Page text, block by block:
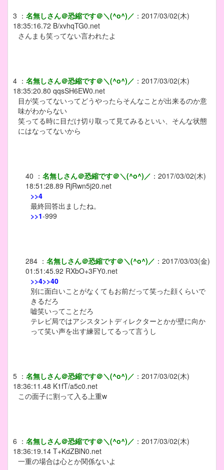
3 ： 名無しさん＠恐縮です＠＼(^o^)／ ： 2017/03/02(木)
18:35:16.72 B/xvhqTG0.net
さんまも笑ってない言われたよ
4 ： 名無しさん＠恐縮です＠＼(^o^)／ ： 2017/03/02(木)
18:35:20.80 qqsSH6EW0.net
目が笑ってないってどうやったらそんなことが出来るのか意
味がわからない
笑ってる時に目だけ切り取って見てみるといい、そんな状態
にはなってないから
40 ： 名無しさん＠恐縮です＠＼(^o^)／ ： 2017/03/02(木)
18:51:28.89 RjRwn5j20.net
>>4
最終回答出ましたね。
>>1-999
284 ： 名無しさん＠恐縮です＠＼(^o^)／ ： 2017/03/03(金)
01:51:45.92 RXbO+3FY0.net
>>4>>40
別に面白いことがなくてもお前だって笑った顔くらいで
きるだろ
嘘笑いってことだろ
テレビ局ではアシスタントディレクターとかが壁に向か
って笑い声を出す練習してるって言うし
5 ： 名無しさん＠恐縮です＠＼(^o^)／ ： 2017/03/02(木)
18:36:11.48 K1fT/a5c0.net
この面子に割って入る上重w
6 ： 名無しさん＠恐縮です＠＼(^o^)／ ： 2017/03/02(木)
18:36:19.14 T+KdZBlN0.net
一重の場合は心とか関係ないよ